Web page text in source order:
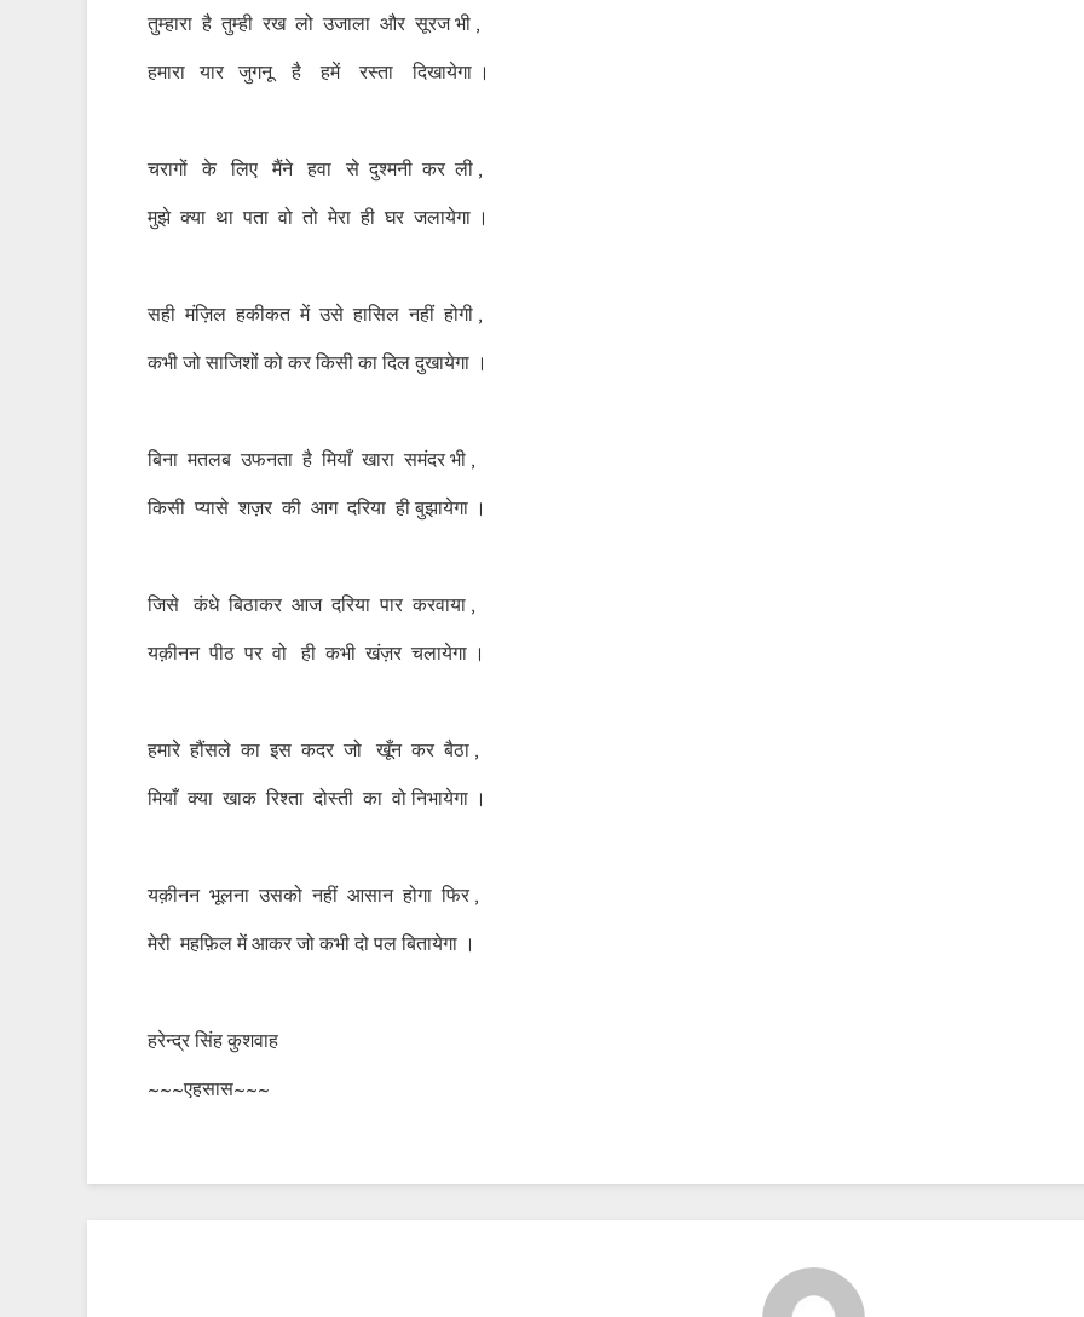
तुम्हारा है तुम्ही रख लो उजाला और सूरज भी ,
हमारा यार जुगनू है हमें रस्ता दिखायेगा ।
चरागों के लिए मैंने हवा से दुश्मनी कर ली ,
मुझे क्या था पता वो तो मेरा ही घर जलायेगा ।
सही मंज़िल हकीकत में उसे हासिल नहीं होगी ,
कभी जो साजिशों को कर किसी का दिल दुखायेगा ।
बिना मतलब उफनता है मियाँ खारा समंदर भी ,
किसी प्यासे शज़र की आग दरिया ही बुझायेगा ।
जिसे कंधे बिठाकर आज दरिया पार करवाया ,
यक़ीनन पीठ पर वो ही कभी खंज़र चलायेगा ।
हमारे हौंसले का इस कदर जो खूँन कर बैठा ,
मियाँ क्या खाक रिश्ता दोस्ती का वो निभायेगा ।
यक़ीनन भूलना उसको नहीं आसान होगा फिर ,
मेरी महफ़िल में आकर जो कभी दो पल बितायेगा ।
हरेन्द्र सिंह कुशवाह
~~~एहसास~~~